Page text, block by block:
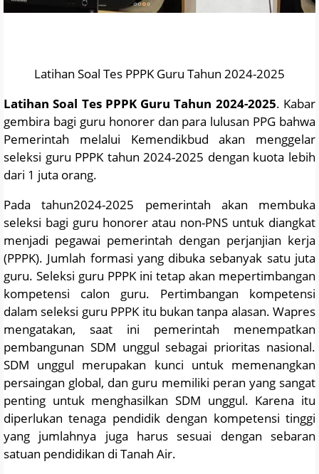
Latihan Soal Tes PPPK Guru Tahun 2024-2025
Latihan Soal Tes PPPK Guru Tahun 2024-2025. Kabar
gembira bagi guru honorer dan para lulusan PPG bahwa
Pemerintah melalui Kemendikbud akan menggelar
seleksi guru PPPK tahun 2024-2025 dengan kuota lebih
dari 1 juta orang.
Pada tahun2024-2025 pemerintah akan membuka
seleksi bagi guru honorer atau non-PNS untuk diangkat
menjadi pegawai pemerintah dengan perjanjian kerja
(PPPK). Jumlah formasi yang dibuka sebanyak satu juta
guru. Seleksi guru PPPK ini tetap akan mepertimbangan
kompetensi calon guru. Pertimbangan kompetensi
dalam seleksi guru PPPK itu bukan tanpa alasan. Wapres
mengatakan, saat ini pemerintah menempatkan
pembangunan SDM unggul sebagai prioritas nasional.
SDM unggul merupakan kunci untuk memenangkan
persaingan global, dan guru memiliki peran yang sangat
penting untuk menghasilkan SDM unggul. Karena itu
diperlukan tenaga pendidik dengan kompetensi tinggi
yang jumlahnya juga harus sesuai dengan sebaran
satuan pendidikan di Tanah Air.